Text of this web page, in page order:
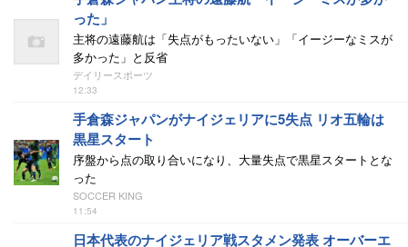
った」
主将の遠藤航は「失点がもったいない」「イージーなミスが
多かった」と反省
デイリースポーツ
12:33
手倉森ジャパンがナイジェリアに5失点 リオ五輪は
黒星スタート
序盤から点の取り合いになり、大量失点で黒星スタートとな
った
SOCCER KING
11:54
日本代表のナイジェリア戦スタメン発表 オーバーエ